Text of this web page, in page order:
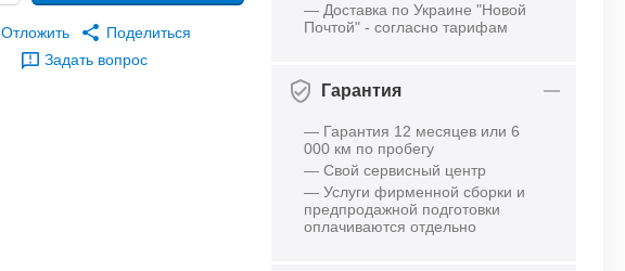
Отложить
Поделиться
Задать вопрос
— Доставка по Украине "Новой
Почтой" - согласно тарифам
Гарантия
— Гарантия 12 месяцев или 6
000 км по пробегу
— Свой сервисный центр
— Услуги фирменной сборки и
предпродажной подготовки
оплачиваются отдельно